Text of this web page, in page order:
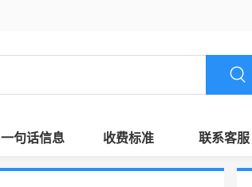
一句话信息 收费标准 联系客服